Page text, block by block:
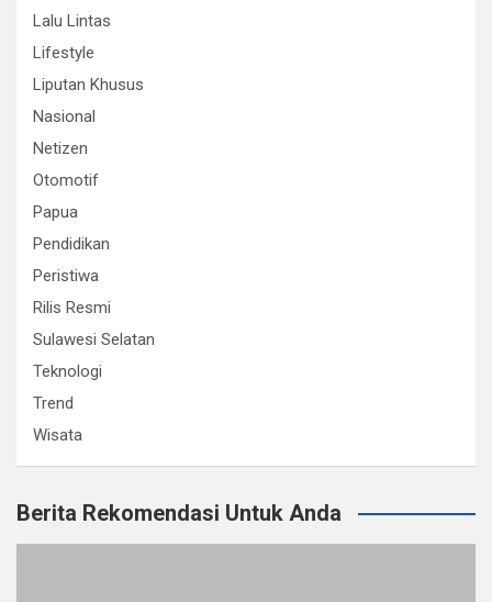
Lalu Lintas
Lifestyle
Liputan Khusus
Nasional
Netizen
Otomotif
Papua
Pendidikan
Peristiwa
Rilis Resmi
Sulawesi Selatan
Teknologi
Trend
Wisata
Berita Rekomendasi Untuk Anda